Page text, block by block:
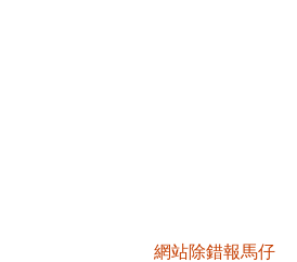
網站除錯報馬仔